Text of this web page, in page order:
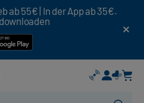
ab 55€ | In der App ab 35€.